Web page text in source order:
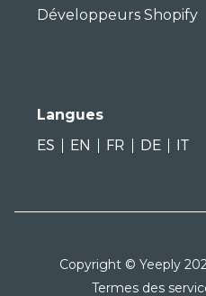
Développeurs Shopify
Langues
ES
EN FR DE IT
Copyright © Yeeply
Termes des